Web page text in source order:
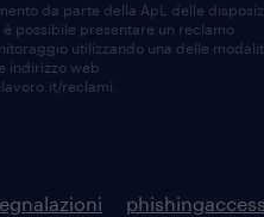
da parte della ApL delle
possibile presentare un reclamo
utilizzando una delle
indirizzo web
reclami
phishing